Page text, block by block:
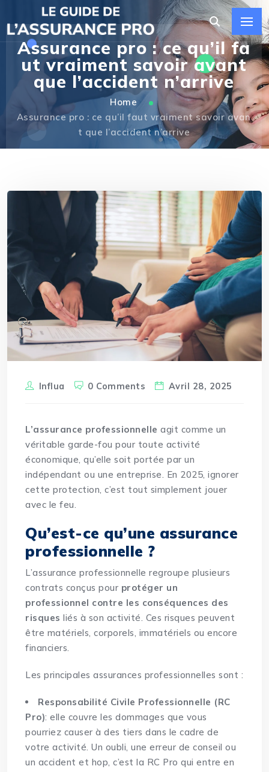
Assurance pro : ce qu’il fa
ut vraiment savoir avant
que l’accident n’arrive
Home
Assurance pro : ce qu’il faut vraiment savoir avan
t que l’accident n’arrive
Influa 0 Comments Avril 28, 2025
L’assurance professionnelle agit comme un
véritable garde-fou pour toute activité
économique, qu’elle soit portée par un
indépendant ou une entreprise. En 2025, ignorer
cette protection, c’est tout simplement jouer
avec le feu.
Qu’est-ce qu’une assurance
professionnelle ?
L’assurance professionnelle regroupe plusieurs
contrats conçus pour protéger un
professionnel contre les conséquences des
risques liés à son activité. Ces risques peuvent
être matériels, corporels, immatériels ou encore
financiers.
Les principales assurances professionnelles sont :
Responsabilité Civile Professionnelle (RC
Pro): elle couvre les dommages que vous
pourriez causer à des tiers dans le cadre de
votre activité. Un oubli, une erreur de conseil ou
un accident et hop, c’est la RC Pro qui entre en